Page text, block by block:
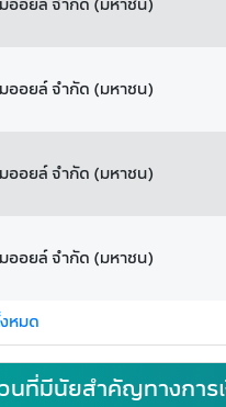
อยล์ จำกัด (มหาชน)
อยล์ จำกัด (มหาชน)
อยล์ จำกัด (มหาชน)
หมด
นที่มีนัยสำคัญทางกา